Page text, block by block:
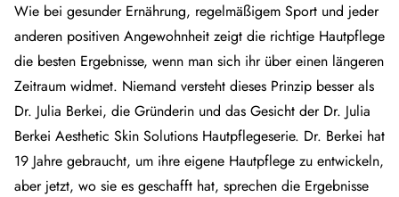
Wie bei gesunder Ernährung, regelmäßigem Sport und jeder
anderen positiven Angewohnheit zeigt die richtige Hautpflege
die besten Ergebnisse, wenn man sich ihr über einen längeren
Zeitraum widmet. Niemand versteht dieses Prinzip besser als
Dr. Julia Berkei, die Gründerin und das Gesicht der Dr. Julia
Berkei Aesthetic Skin Solutions Hautpflegeserie. Dr. Berkei hat
19 Jahre gebraucht, um ihre eigene Hautpflege zu entwickeln,
aber jetzt, wo sie es geschafft hat, sprechen die Ergebnisse